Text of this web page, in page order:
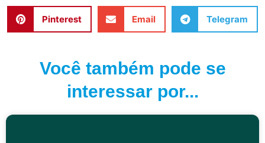
Pinterest Email Telegram
Você também pode se
interessar por...